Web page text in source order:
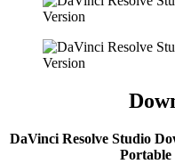
DaVinci Resolve Studio